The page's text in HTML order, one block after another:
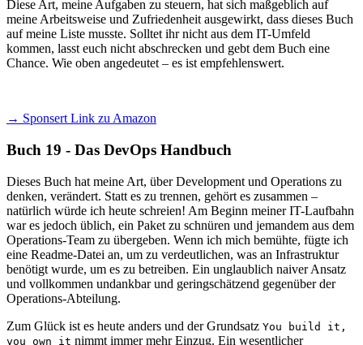
Diese Art, meine Aufgaben zu steuern, hat sich maßgeblich auf
meine Arbeitsweise und Zufriedenheit ausgewirkt, dass dieses Buch
auf meine Liste musste. Solltet ihr nicht aus dem IT-Umfeld
kommen, lasst euch nicht abschrecken und gebt dem Buch eine
Chance. Wie oben angedeutet – es ist empfehlenswert.
→ Sponsert Link zu Amazon
Buch 19 - Das DevOps Handbuch
Dieses Buch hat meine Art, über Development und Operations zu
denken, verändert. Statt es zu trennen, gehört es zusammen –
natürlich würde ich heute schreien! Am Beginn meiner IT-Laufbahn
war es jedoch üblich, ein Paket zu schnüren und jemandem aus dem
Operations-Team zu übergeben. Wenn ich mich bemühte, fügte ich
eine Readme-Datei an, um zu verdeutlichen, was an Infrastruktur
benötigt wurde, um es zu betreiben. Ein unglaublich naiver Ansatz
und vollkommen undankbar und geringschätzend gegenüber der
Operations-Abteilung.
Zum Glück ist es heute anders und der Grundsatz You build it,
you own it nimmt immer mehr Einzug. Ein wesentlicher